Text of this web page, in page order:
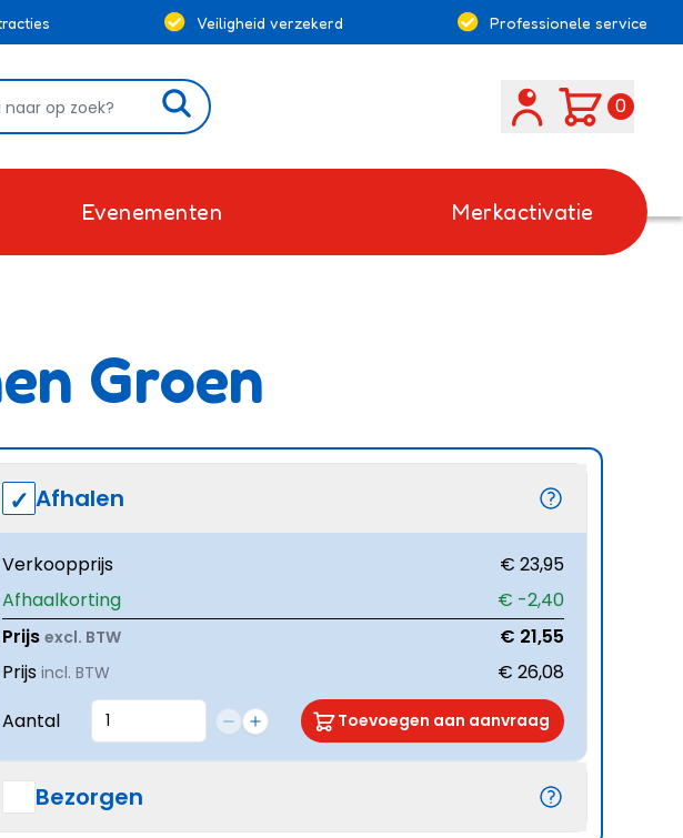
Veiligheid verzekerd Professionele service
Search 0
Evenementen Merkactivatie
Groen
Afhalen
Verkoopprijs
€ 23,95
Afhaalkorting
€ -2,40
Prijs excl. BTW
€ 21,55
Prijs incl. BTW
€ 26,08
Aantal
Toevoegen aan aanvraag
Bezorgen